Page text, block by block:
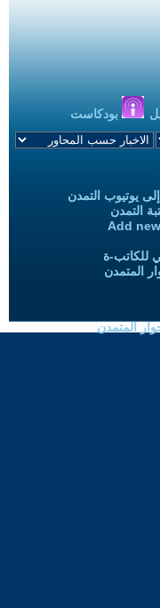
بودكاست
يوتيوب التمدن
التمدن
Add
للكاتب-ة
المتمدن
المتمدن